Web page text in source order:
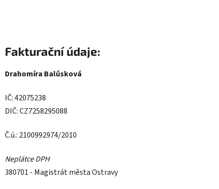
Fakturační údaje:
Drahomíra Balůsková
IČ: 42075238
DIČ: CZ7258295088
Č.ú.: 2100992974/2010
Neplátce DPH
380701 - Magistrát města Ostravy